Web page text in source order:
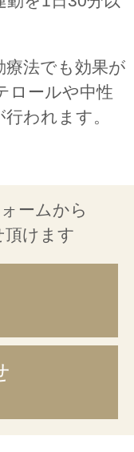
療法でも効果が
ロールや中性
われます。
ームから
頂けます